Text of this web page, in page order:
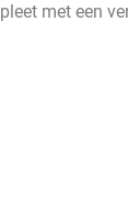
met een